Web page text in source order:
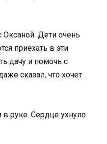
Оксаной. Дети очень
приехать в эти
дачу и помочь с
сказал, что хочет
руке. Сердце ухнуло